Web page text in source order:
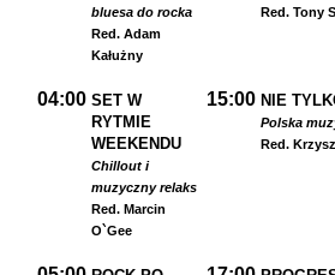
bluesa do rocka
Red. Adam
Kałużny
Red. Tony
04:00 SET W
RYTMIE
WEEKENDU
Chillout i
muzyczny relaks
Red. Marcin
O`Gee
15:00 NIE
Polska
Red.